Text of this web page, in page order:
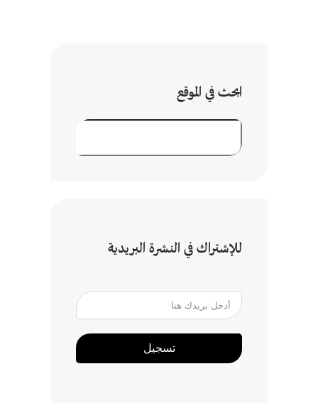
ابحث في الموقع
ث
للإشتراك في النشرة البريدية
تسجيل